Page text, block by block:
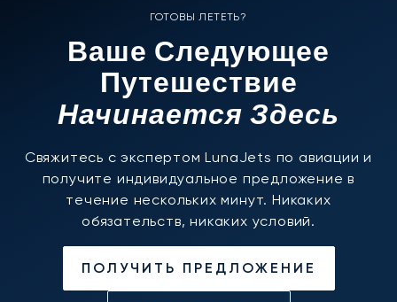
ГОТОВЫ ЛЕТЕТЬ?
Ваше Следующее
Путешествие
Начинается Здесь
Свяжитесь с экспертом LunaJets по авиации и
получите индивидуальное предложение в
течение нескольких минут. Никаких
обязательств, никаких условий.
ПОЛУЧИТЬ ПРЕДЛОЖЕНИЕ